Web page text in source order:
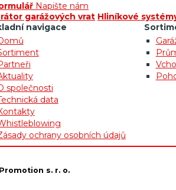
Napište nám
garážových vrat Hliníkové
navigace
společnosti
data
ochrany osobních údajů
s. r. o.